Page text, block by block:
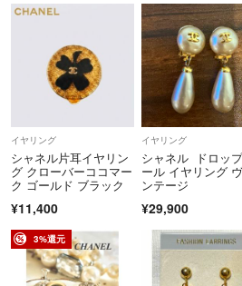
たいと思います。
貴金属は家庭用の1ｇ表示の計りでの計量
事ご了承願います。
あくまでも目安としてご参考願います。
お顔の見えないお取り引きですので気持
す。
期間内よりも早めに発送しております。
発送後の返品キャンセルはお断りしてま
お尋ね下さい。
イヤリング
シャネル片耳イヤリン
グ クローバーココマー
ク ゴールド ブラック
¥11,400
イヤリング
シャネル ドロッ
ール イヤリング
ンテージ
¥29,900
3%還元